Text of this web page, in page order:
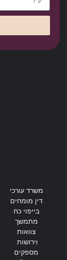
משרד עורכי
דין מומחים
בייפוי כח
מתמשך
צוואות
וירושות
מספקים